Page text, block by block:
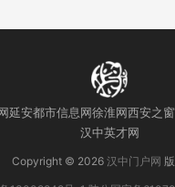
延安都市信息网徐淮网西安之窗
汉中英才网
Copyright © 2026 汉中门户网